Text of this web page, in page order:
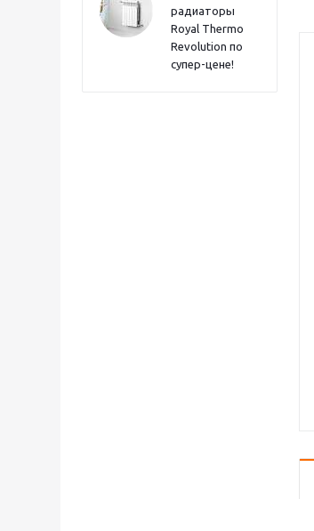
радиаторы
Royal Thermo
Revolution по
супер-цене!